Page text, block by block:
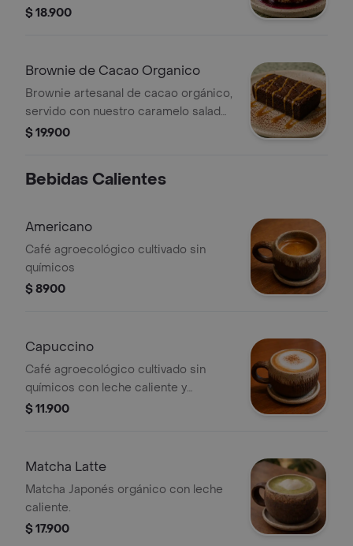
almendras, terminado con mermelada
$ 18.900
Brownie de Cacao Organico
Brownie artesanal de cacao orgánico,
servido con nuestro caramelo salado
sin azúcar.
$ 19.900
Bebidas Calientes
Americano
Café agroecológico cultivado sin
químicos
$ 8900
Capuccino
Café agroecológico cultivado sin
químicos con leche caliente y
microespuma.
$ 11.900
Matcha Latte
Matcha Japonés orgánico con leche
caliente.
$ 17.900